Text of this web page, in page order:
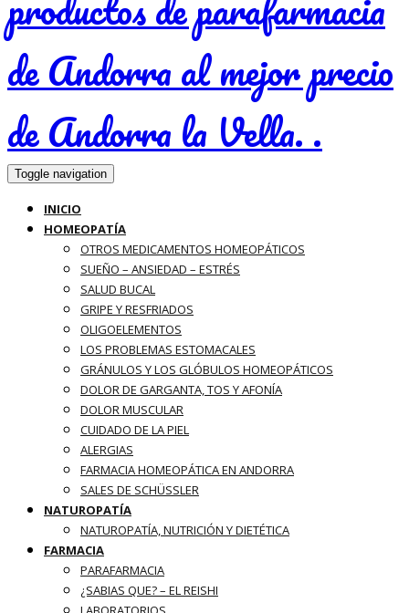
Toggle navigation
INICIO
HOMEOPATÍA
OTROS MEDICAMENTOS HOMEOPÁTICOS
SUEÑO – ANSIEDAD – ESTRÉS
SALUD BUCAL
GRIPE Y RESFRIADOS
OLIGOELEMENTOS
LOS PROBLEMAS ESTOMACALES
GRÁNULOS Y LOS GLÓBULOS HOMEOPÁTICOS
DOLOR DE GARGANTA, TOS Y AFONÍA
DOLOR MUSCULAR
CUIDADO DE LA PIEL
ALERGIAS
FARMACIA HOMEOPÁTICA EN ANDORRA
SALES DE SCHÜSSLER
NATUROPATÍA
NATUROPATÍA, NUTRICIÓN Y DIETÉTICA
FARMACIA
PARAFARMACIA
¿SABIAS QUE? – EL REISHI